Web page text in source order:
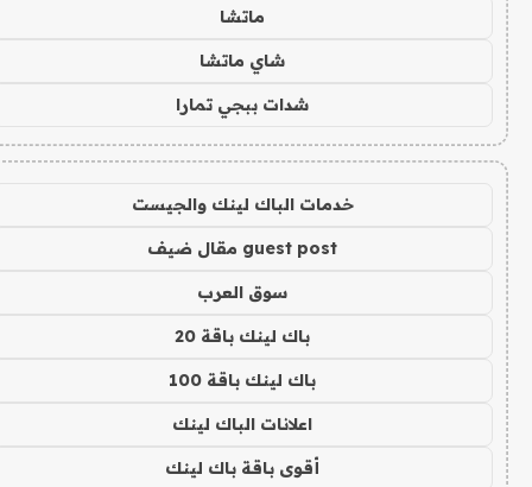
ماتشا
شاي ماتشا
شدات ببجي تمارا
خدمات الباك لينك والجيست
guest post مقال ضيف
سوق العرب
باك لينك باقة 20
باك لينك باقة 100
اعلانات الباك لينك
أقوى باقة باك لينك